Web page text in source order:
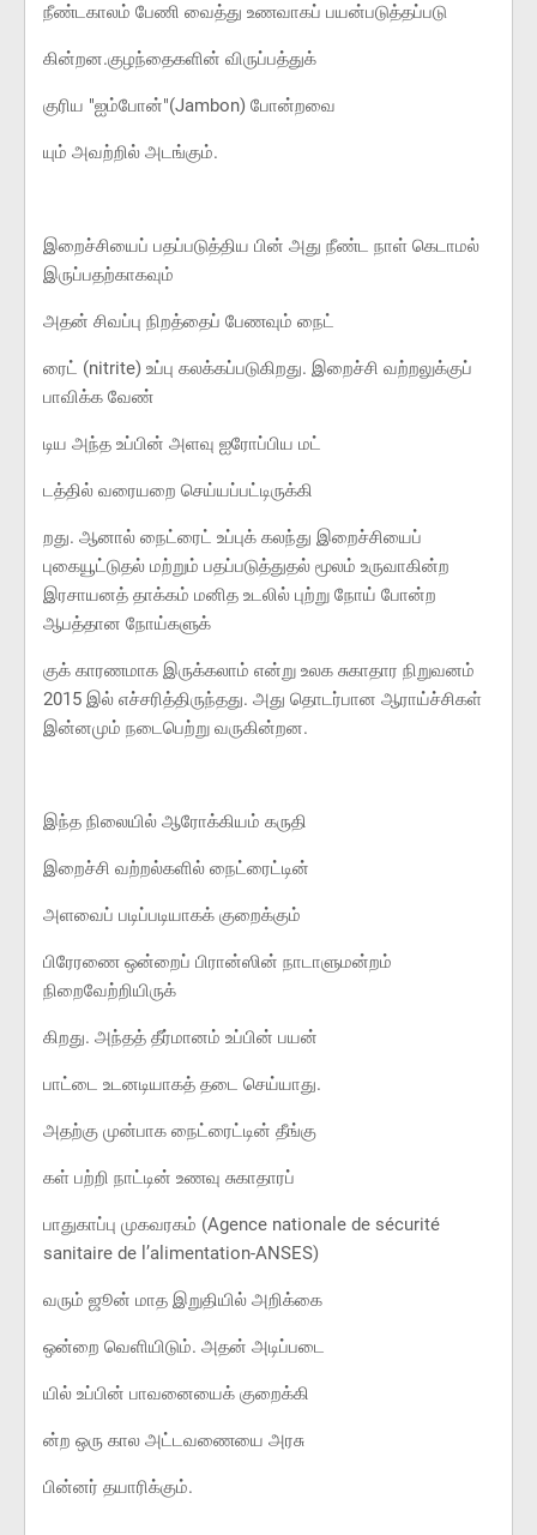
நீண்டகாலம் பேணி வைத்து உணவாகப் பயன்படுத்தப்படு
கின்றன.குழந்தைகளின் விருப்பத்துக்
குரிய "ஐம்போன்"(Jambon) போன்றவை
யும் அவற்றில் அடங்கும்.
இறைச்சியைப் பதப்படுத்திய பின் அது நீண்ட நாள் கெடாமல்
இருப்பதற்காகவும்
அதன் சிவப்பு நிறத்தைப் பேணவும் நைட்
ரைட் (nitrite) உப்பு கலக்கப்படுகிறது. இறைச்சி வற்றலுக்குப்
பாவிக்க வேண்
டிய அந்த உப்பின் அளவு ஐரோப்பிய மட்
டத்தில் வரையறை செய்யப்பட்டிருக்கி
றது. ஆனால் நைட்ரைட் உப்புக் கலந்து இறைச்சியைப்
புகையூட்டுதல் மற்றும் பதப்படுத்துதல் மூலம் உருவாகின்ற
இரசாயனத் தாக்கம் மனித உடலில் புற்று நோய் போன்ற
ஆபத்தான நோய்களுக்
குக் காரணமாக இருக்கலாம் என்று உலக சுகாதார நிறுவனம்
2015 இல் எச்சரித்திருந்தது. அது தொடர்பான ஆராய்ச்சிகள்
இன்னமும் நடைபெற்று வருகின்றன.
இந்த நிலையில் ஆரோக்கியம் கருதி
இறைச்சி வற்றல்களில் நைட்ரைட்டின்
அளவைப் படிப்படியாகக் குறைக்கும்
பிரேரணை ஒன்றைப் பிரான்ஸின் நாடாளுமன்றம்
நிறைவேற்றியிருக்
கிறது. அந்தத் தீர்மானம் உப்பின் பயன்
பாட்டை உடனடியாகத் தடை செய்யாது.
அதற்கு முன்பாக நைட்ரைட்டின் தீங்கு
கள் பற்றி நாட்டின் உணவு சுகாதாரப்
பாதுகாப்பு முகவரகம் (Agence nationale de sécurité
sanitaire de l’alimentation-ANSES)
வரும் ஜூன் மாத இறுதியில் அறிக்கை
ஒன்றை வெளியிடும். அதன் அடிப்படை
யில் உப்பின் பாவனையைக் குறைக்கி
ன்ற ஒரு கால அட்டவணையை அரசு
பின்னர் தயாரிக்கும்.